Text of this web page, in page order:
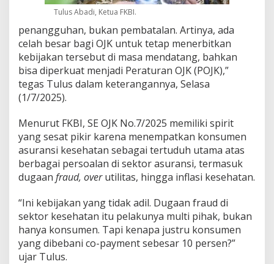
Tulus Abadi, Ketua FKBI.
penangguhan, bukan pembatalan. Artinya, ada
celah besar bagi OJK untuk tetap menerbitkan
kebijakan tersebut di masa mendatang, bahkan
bisa diperkuat menjadi Peraturan OJK (POJK),”
tegas Tulus dalam keterangannya, Selasa
(1/7/2025).
Menurut FKBI, SE OJK No.7/2025 memiliki spirit
yang sesat pikir karena menempatkan konsumen
asuransi kesehatan sebagai tertuduh utama atas
berbagai persoalan di sektor asuransi, termasuk
dugaan fraud, overutilitas, hingga inflasi kesehatan.
“Ini kebijakan yang tidak adil. Dugaan fraud di
sektor kesehatan itu pelakunya multi pihak, bukan
hanya konsumen. Tapi kenapa justru konsumen
yang dibebani co-payment sebesar 10 persen?”
ujar Tulus.